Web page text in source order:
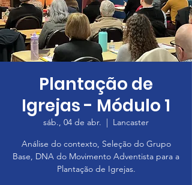
Plantação de
Igrejas - Módulo 1
sáb., 04 de abr.
  |
Lancaster
Análise do contexto, Seleção do Grupo
Base, DNA do Movimento Adventista para a
Plantação de Igrejas.